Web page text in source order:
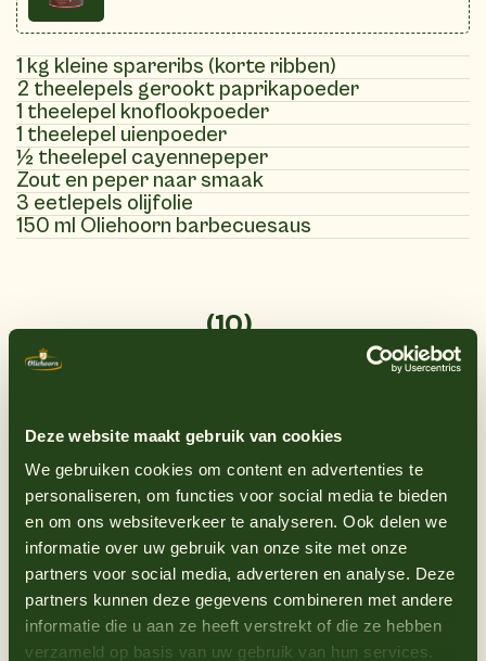
Deze website maakt gebruik van cookies
We gebruiken cookies om content en advertenties te
personaliseren, om functies voor social media te bieden
en om ons websiteverkeer te analyseren. Ook delen we
informatie over uw gebruik van onze site met onze
partners voor social media, adverteren en analyse. Deze
partners kunnen deze gegevens combineren met andere
informatie die u aan ze heeft verstrekt of die ze hebben
verzameld op basis van uw gebruik van hun services.
1 kg kleine spareribs (korte ribben)
2 theelepels gerookt paprikapoeder
1 theelepel knoflookpoeder
1 theelepel uienpoeder
½ theelepel cayennepeper
Zout en peper naar smaak
3 eetlepels olijfolie
150 ml Oliehoorn barbecuesaus
Instructies(10)
op 130°C.
2
Meng de gerookt paprikapoeder,
knoflookpoeder, uienpoeder, cayennepeper,
zout en peper in een kom.
3
Wrijf de spareribs rondom in met olijfolie en
daarna met het kruidenmengsel
Leg de spareribs op een bakplaat of in een